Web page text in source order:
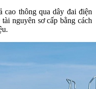
cao thông qua dây đai điện
nguyên sơ cấp bằng cách